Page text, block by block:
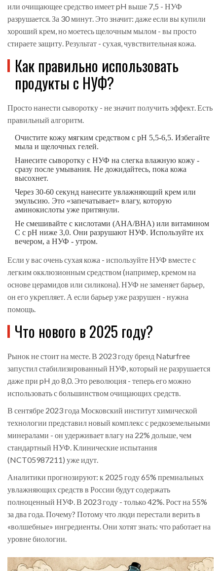
или очищающее средство имеет pH выше 7,5 - НУФ
разрушается. За 30 минут. Это значит: даже если вы купили
хороший крем, но моетесь щелочным мылом - вы просто
стираете защиту. Результат - сухая, чувствительная кожа.
Как правильно использовать
продукты с НУФ?
Просто нанести сыворотку - не значит получить эффект. Есть
правильный алгоритм.
Очистите кожу мягким средством с pH 5,5-6,5. Избегайте
мыла и щелочных гелей.
Нанесите сыворотку с НУФ на слегка влажную кожу -
сразу после умывания. Не дожидайтесь, пока кожа
высохнет.
Через 30-60 секунд нанесите увлажняющий крем или
эмульсию. Это «запечатывает» влагу, которую
аминокислоты уже притянули.
Не смешивайте с кислотами (AHA/BHA) или витамином
С с pH ниже 3,0. Они разрушают НУФ. Используйте их
вечером, а НУФ - утром.
Если у вас очень сухая кожа - используйте НУФ вместе с
легким окклюзионным средством (например, кремом на
основе церамидов или силикона). НУФ не заменяет барьер,
он его укрепляет. А если барьер уже разрушен - нужна
помощь.
Что нового в 2025 году?
Рынок не стоит на месте. В 2023 году бренд Naturfree
запустил стабилизированный НУФ, который не разрушается
даже при pH до 8,0. Это революция - теперь его можно
использовать с большинством очищающих средств.
В сентябре 2023 года Московский институт химической
технологии представил новый комплекс с редкоземельными
минералами - он удерживает влагу на 22% дольше, чем
стандартный НУФ. Клинические испытания
(NCT05987211) уже идут.
Аналитики прогнозируют: к 2025 году 65% премиальных
увлажняющих средств в России будут содержать
полноценный НУФ. В 2023 году - только 42%. Рост на 55%
за два года. Почему? Потому что люди перестали верить в
«волшебные» ингредиенты. Они хотят знать: что работает на
уровне биологии.